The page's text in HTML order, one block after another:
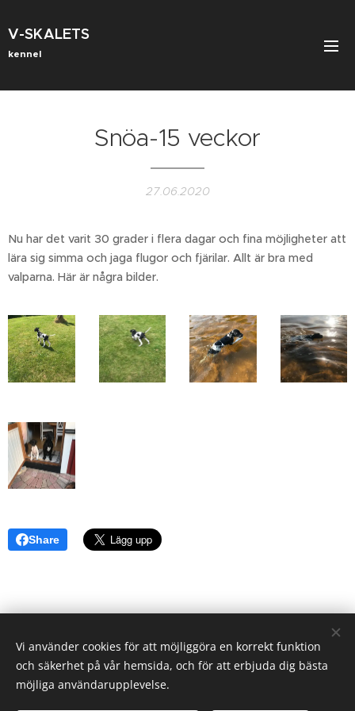
V-SKALETS
kennel
Snöa-15 veckor
27.06.2020
Nu har det varit 30 grader i flera dagar och fina möjligheter att
lära sig simma och jaga flugor och fjärilar. Allt är bra med
valparna. Här är några bilder.
Share
Vi använder cookies för att möjliggöra en korrekt funktion
och säkerhet på vår hemsida, och för att erbjuda dig bästa
möjliga användarupplevelse.